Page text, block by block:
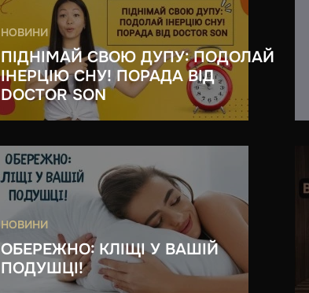
НОВИНИ
ПІДНІМАЙ СВОЮ ДУПУ: ПОДОЛАЙ
ІНЕРЦІЮ СНУ! ПОРАДА ВІД
DOCTOR SON
НОВИНИ
ОБЕРЕЖНО: КЛІЩІ У ВАШІЙ
ПОДУШЦІ!